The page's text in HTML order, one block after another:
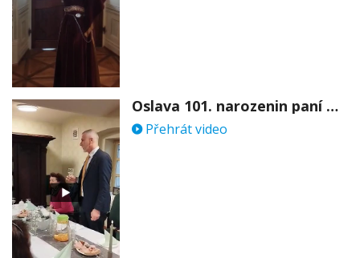
Oslava 101. narozenin paní Věry Skořepové
Přehrát video